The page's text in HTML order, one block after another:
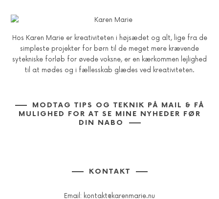
Hos Karen Marie er kreativiteten i højsædet og alt, lige fra de
simpleste projekter for børn til de meget mere krævende
sytekniske forløb for øvede voksne, er en kærkommen lejlighed
til at mødes og i fællesskab glædes ved kreativiteten.
MODTAG TIPS OG TEKNIK PÅ MAIL & FÅ
MULIGHED FOR AT SE MINE NYHEDER FØR
DIN NABO
KONTAKT
Email: kontakt@karenmarie.nu